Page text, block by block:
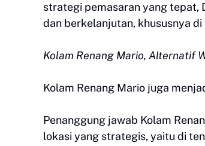
strategi pemasaran yang tepat,
dan berkelanjutan, khususnya di
Kolam Renang Mario, Alternatif
Kolam Renang Mario juga
Penanggung jawab Kolam
lokasi yang strategis, yaitu di